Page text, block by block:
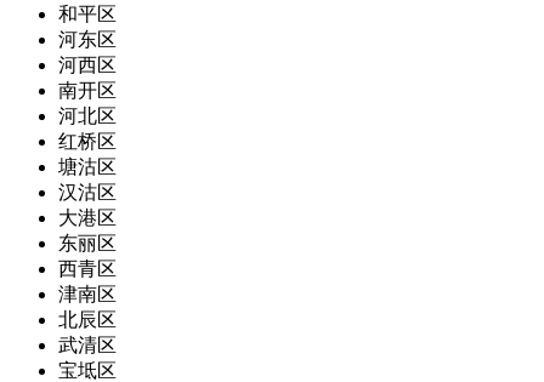
和平区
河东区
河西区
南开区
河北区
红桥区
塘沽区
汉沽区
大港区
东丽区
西青区
津南区
北辰区
武清区
宝坻区